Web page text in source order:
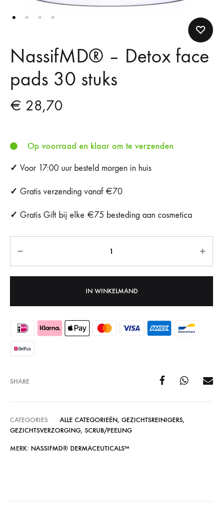
NassifMD®️ – Detox face
pads 30 stuks
€ 28,70
Op voorraad en klaar om te verzenden
✓ Voor 17:00 uur besteld morgen in huis
✓ Gratis verzending vanaf €70
✓ Gratis Gift bij elke €75 besteding aan cosmetica
IN WINKELMAND
SHARE
CATEGORIES ALLE CATEGORIEËN, GEZICHTSREINIGERS,
GEZICHTSVERZORGING, SCRUB/PEELING
MERK: NASSIFMD®️ DERMACEUTICALS™️